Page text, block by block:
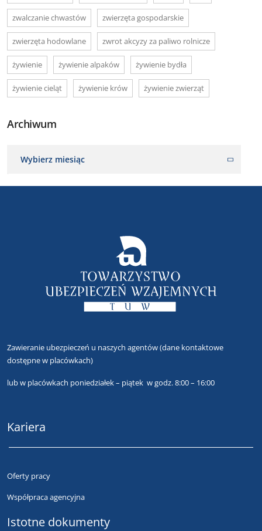
zwalczanie chwastów zwierzęta gospodarskie
zwierzęta hodowlane zwrot akcyzy za paliwo rolnicze
żywienie żywienie alpaków żywienie bydła
żywienie cieląt żywienie krów żywienie zwierząt
Archiwum
Wybierz miesiąc
Zawieranie ubezpieczeń u naszych agentów(dane kontaktowe
dostępne w placówkach)
lubw placówkach poniedziałek – piątek w godz. 8:00 – 16:00
Kariera
Oferty pracy
Współpraca agencyjna
Istotne dokumenty